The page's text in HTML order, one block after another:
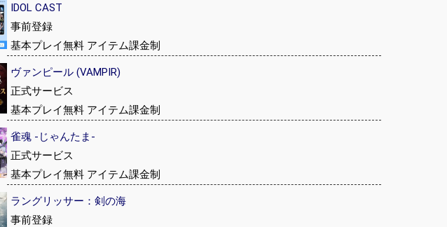
IDOL CAST
事前登録
基本プレイ無料 アイテム課金制
ヴァンピール (VAMPIR)
正式サービス
基本プレイ無料 アイテム課金制
雀魂 -じゃんたま-
正式サービス
基本プレイ無料 アイテム課金制
ラングリッサー：剣の海
事前登録